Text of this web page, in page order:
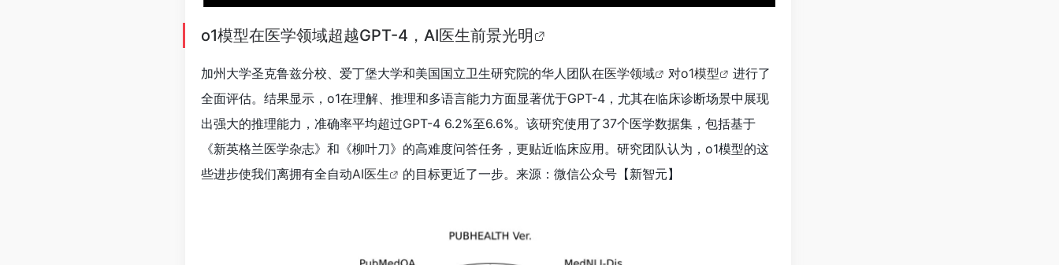
o1模型在医学领域超越GPT-4，AI医生前景光明
加州大学圣克鲁兹分校、爱丁堡大学和美国国立卫生研究院的华人团队在医学领域 对o1模型
进行了
全面评估。结果显示，o1在理解、推理和多语言能力方面显著优于GPT-4，尤其在临床诊断场景中展现
出强大的推理能力，准确率平均超过GPT-4 6.2%至6.6%。该研究使用了37个医学数据集，包括基于
《新英格兰医学杂志》和《柳叶刀》的高难度问答任务，更贴近临床应用。研究团队认为，o1模型的这
些进步使我们离拥有全自动AI医生 的目标更近了一步。来源：微信公众号【新智元】